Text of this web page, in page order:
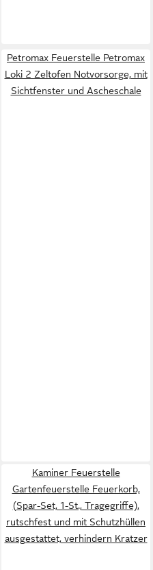
Petromax Feuerstelle Petromax
Loki 2 Zeltofen Notvorsorge, mit
Sichtfenster und Ascheschale
Kaminer Feuerstelle
Gartenfeuerstelle Feuerkorb,
(Spar-Set, 1-St., Tragegriffe),
rutschfest und mit Schutzhüllen
ausgestattet, verhindern Kratzer